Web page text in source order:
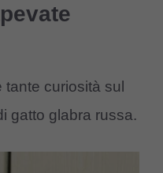
tante curiosità sul
gatto glabra russa.